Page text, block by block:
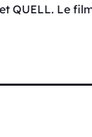
QUELL. Le